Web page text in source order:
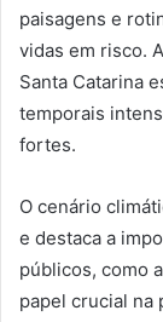
paisagens e
vidas em risco.
Santa Catarina
temporais
fortes.
O cenário
e destaca a
públicos, como
papel crucial na